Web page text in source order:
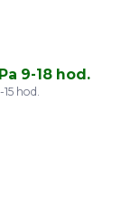
9-18 hod.
hod.